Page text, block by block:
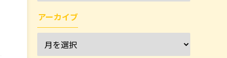
アーカイブ